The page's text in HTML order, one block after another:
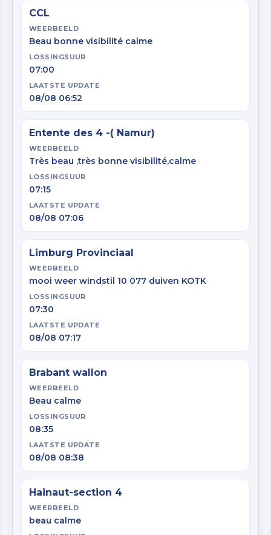
CCL
WEERBEELD
Beau bonne visibilité calme
LOSSINGSUUR
07:00
LAATSTE UPDATE
08/08 06:52
Entente des 4 -( Namur)
WEERBEELD
Très beau ,très bonne visibilité,calme
LOSSINGSUUR
07:15
LAATSTE UPDATE
08/08 07:06
Limburg Provinciaal
WEERBEELD
mooi weer windstil 10 077 duiven KOTK
LOSSINGSUUR
07:30
LAATSTE UPDATE
08/08 07:17
Brabant wallon
WEERBEELD
Beau calme
LOSSINGSUUR
08:35
LAATSTE UPDATE
08/08 08:38
Hainaut-section 4
WEERBEELD
beau calme